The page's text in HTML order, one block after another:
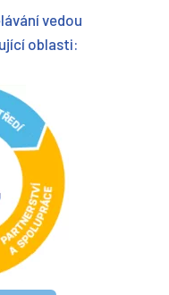
vedou
oblasti: